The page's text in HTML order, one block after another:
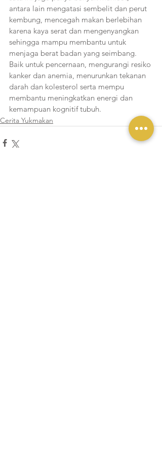
antara lain mengatasi sembelit dan perut
kembung, mencegah makan berlebihan
karena kaya serat dan mengenyangkan
sehingga mampu membantu untuk
menjaga berat badan yang seimbang.
Baik untuk pencernaan, mengurangi resiko
kanker dan anemia, menurunkan tekanan
darah dan kolesterol serta mempu
membantu meningkatkan energi dan
kemampuan kognitif tubuh.
Cerita Yukmakan